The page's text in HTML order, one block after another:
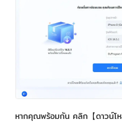
หากคุณพร้อมกัน คลิก【ดาวน์โ